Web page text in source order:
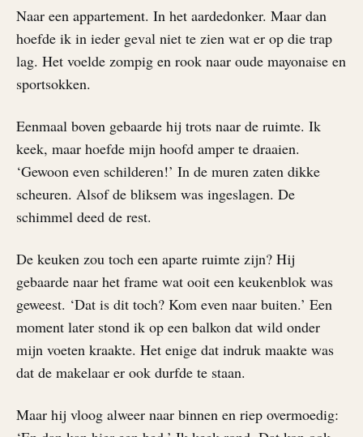
Naar een appartement. In het aardedonker. Maar dan
hoefde ik in ieder geval niet te zien wat er op die trap
lag. Het voelde zompig en rook naar oude mayonaise en
sportsokken.
Eenmaal boven gebaarde hij trots naar de ruimte. Ik
keek, maar hoefde mijn hoofd amper te draaien.
‘Gewoon even schilderen!’ In de muren zaten dikke
scheuren. Alsof de bliksem was ingeslagen. De
schimmel deed de rest.
De keuken zou toch een aparte ruimte zijn? Hij
gebaarde naar het frame wat ooit een keukenblok was
geweest. ‘Dat is dit toch? Kom even naar buiten.’ Een
moment later stond ik op een balkon dat wild onder
mijn voeten kraakte. Het enige dat indruk maakte was
dat de makelaar er ook durfde te staan.
Maar hij vloog alweer naar binnen en riep overmoedig: